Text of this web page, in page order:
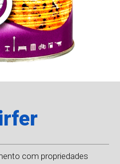
com propriedades